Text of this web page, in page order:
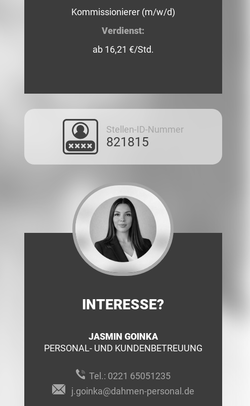
Kommissionierer (m/w/d)
Verdienst:
ab 16,21 €/Std.
Stellen-ID-Nummer
821815
INTERESSE?
JASMIN GOINKA
PERSONAL- UND KUNDENBETREUUNG
Tel.: 0221 65051235
j.goinka@dahmen-personal.de